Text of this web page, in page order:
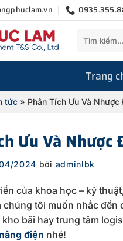
kiếm:
Trang
tức» Phân Tích Ưu Và
Ưu Và
2024 bởi adminlbk
của khoa học – kỹ
tôi muốn nhắc đến
kho bãi hay trung tâm
điện nhé!